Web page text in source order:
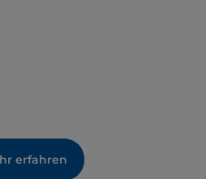
erfahren